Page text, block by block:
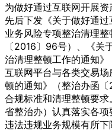
为做好通过互联网开展
先后下发《关于做好通
业务风险专项整治清理
〔2016〕96号）、《关
治清理整顿工作的通知
互联网平台与各类交易
顿的通知》（整治办函
合规标准和清理整顿要
省整治办）认真落实各
违法违规业务规模有所下